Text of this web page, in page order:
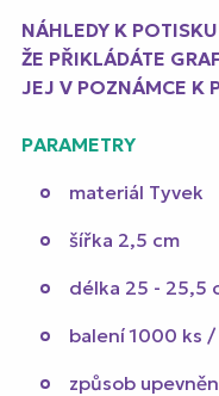
NÁHLEDY K
ŽE PŘIKLÁDÁTE
JEJ V POZNÁMCE K
PARAMETRY
materiál Tyvek
šířka 2,5 cm
délka 25 - 25,5
balení 1000 ks /
způsob